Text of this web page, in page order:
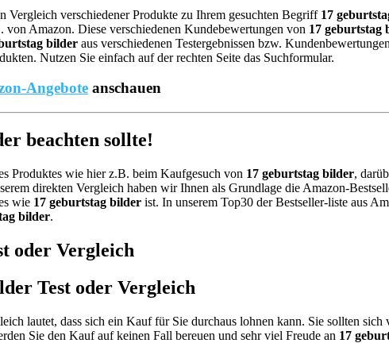
Vergleich verschiedener Produkte zu Ihrem gesuchten Begriff 17
Amazon. Diese verschiedenen Kundebewertungen von 17 geburtstag
bilder aus verschiedenen Testergebnissen bzw.
Nutzen Sie einfach auf der rechten Seite das Suchformular.
Angebote anschauen
beachten sollte!
Produktes wie hier z.B. beim Kaufgesuch von 17 geburtstag bilder,
direkten Vergleich haben wir Ihnen als Grundlage die Amazon-
wie 17 geburtstag bilder ist. In unserem Top30 der Bestseller-liste aus
bilder.
oder Vergleich
Test oder Vergleich
lautet, dass sich ein Kauf für Sie durchaus lohnen kann. Sie sollten
Sie den Kauf auf keinen Fall bereuen und sehr viel Freude an 17